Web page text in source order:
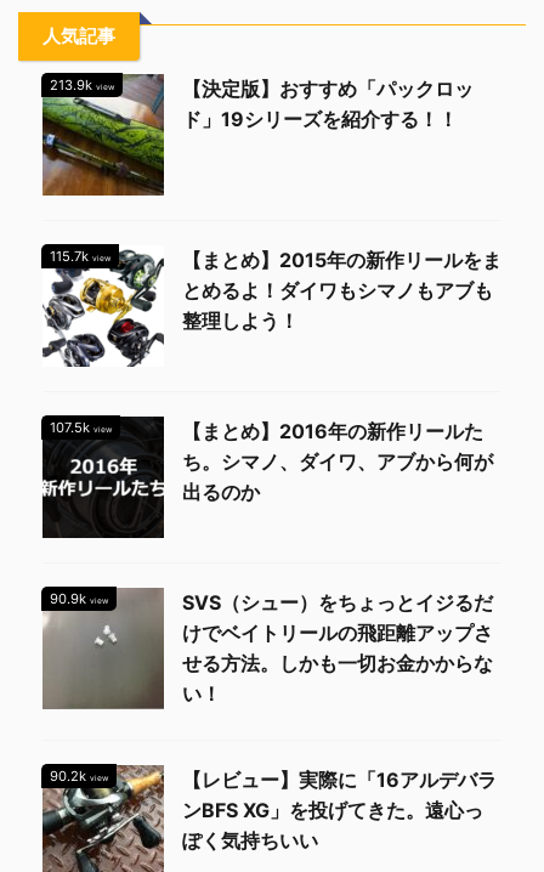
人気記事
213.9k view
【決定版】おすすめ「パックロッ
ド」19シリーズを紹介する！！
115.7k view
【まとめ】2015年の新作リールをま
とめるよ！ダイワもシマノもアブも
整理しよう！
107.5k view
【まとめ】2016年の新作リールた
ち。シマノ、ダイワ、アブから何が
出るのか
90.9k view
SVS（シュー）をちょっとイジるだ
けでベイトリールの飛距離アップさ
せる方法。しかも一切お金かからな
い！
90.2k view
【レビュー】実際に「16アルデバラ
ンBFS XG」を投げてきた。遠心っ
ぽく気持ちいい